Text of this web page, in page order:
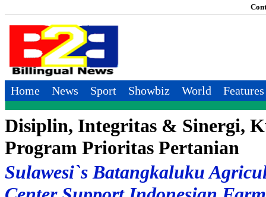
Home News Sport Showbiz World Features
Disiplin, Integritas & Sinergi,
Program Prioritas Pertanian
Sulawesi`s Batangkaluku